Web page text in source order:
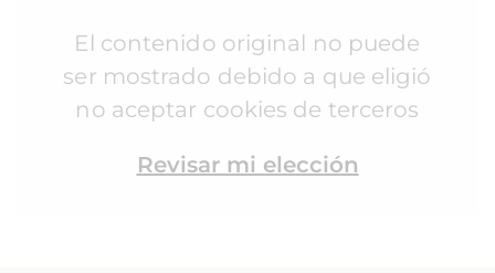
El contenido original no puede
ser mostrado debido a que eligió
no aceptar cookies de terceros
Revisar mi elección